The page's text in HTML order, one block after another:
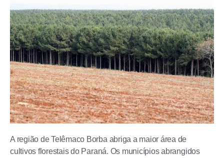
A região de Telêmaco Borba abriga a maior área de
cultivos florestais do Paraná. Os municípios abrangidos